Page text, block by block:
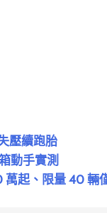
壓續跑胎
動手實測
萬起、限量 40 輛